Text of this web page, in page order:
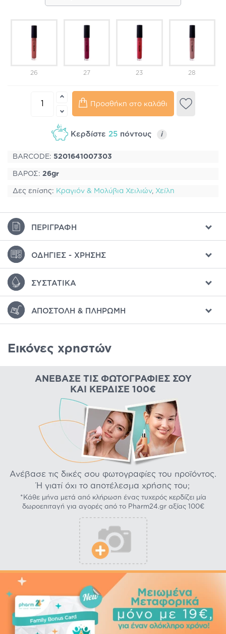
26 27 23 28
Προσθήκη στο καλάθι
Κερδίστε 25 πόντους i
BARCODE: 5201641007303
ΒΑΡΟΣ: 26gr
Δες επίσης: Κραγιόν & Μολύβια Χειλιών, Χείλη
ΠΕΡΙΓΡΑΦΉ
ΟΔΗΓΊΕΣ - ΧΡΉΣΗΣ
ΣΥΣΤΑΤΙΚΆ
ΑΠΟΣΤΟΛΉ & ΠΛΗΡΩΜΉ
Εικόνες χρηστών
ΑΝΈΒΑΣΕ ΤΙΣ ΦΩΤΟΓΡΑΦΊΕΣ ΣΟΥ
ΚΑΙ ΚΈΡΔΙΣΕ 100€
Ανέβασε τις δικές σου φωτογραφίες του προϊόντος.
Ή γιατί όχι το αποτέλεσμα χρήσης του;
*Κάθε μήνα μετά από κλήρωση ένας τυχερός κερδίζει μία
δωροεπιταγή για αγορές από το Pharm24.gr αξίας 100€